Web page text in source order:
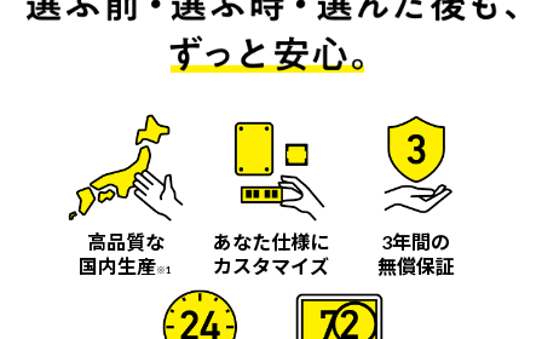
高品質な
国内生産※1
あなた仕様に
カスタマイズ
3年間の
無償保証